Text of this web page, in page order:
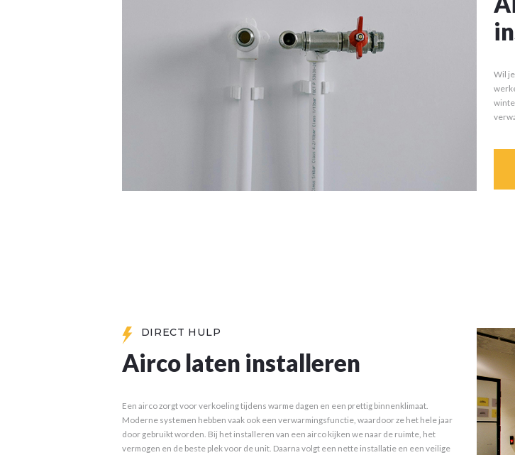
Wil
DIRECT HULP
Airco laten installeren
Een airco zorgt voor verkoeling tijdens warme dagen en een prettig binnenklimaat.
Moderne systemen hebben vaak ook een verwarmingsfunctie, waardoor ze het hele jaar
door gebruikt worden. Bij het installeren van een airco kijken we naar de ruimte, het
vermogen en de beste plek voor de unit. Daarna volgt een nette installatie en een veilige